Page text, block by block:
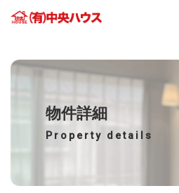
物件詳細
Property details